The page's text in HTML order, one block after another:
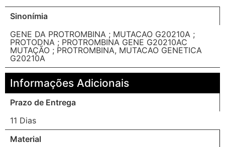
Sinonímia
GENE DA PROTROMBINA ; MUTACAO G20210A ;
PROTODNA ; PROTROMBINA GENE G20210AC
MUTAÇÃO ; PROTROMBINA, MUTACAO GENETICA
G20210A
Informações Adicionais
Prazo de Entrega
11 Dias
Material